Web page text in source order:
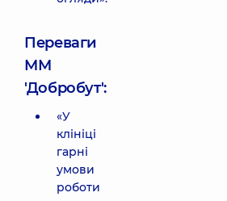
Переваги
ММ
'Добробут':
«У
клініці
гарні
умови
роботи